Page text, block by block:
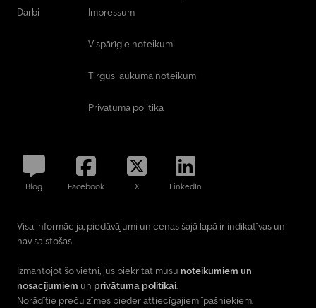
Darbi Impressum
Vispārīgie noteikumi
Tirgus laukuma noteikumi
Privātuma politika
Blog Facebook X LinkedIn
Visa informācija, piedāvājumi un cenas šajā lapā ir indikatīvas un
nav saistošas!
Izmantojot šo vietni, jūs piekrītat mūsu noteikumiem un
nosacījumiem un privātuma politikai.
Norādītie preču zīmes pieder attiecīgajiem īpašniekiem.